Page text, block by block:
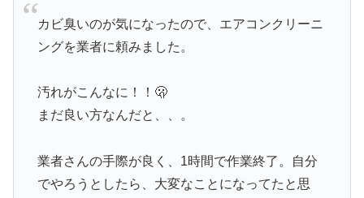
カビ臭いのが気になったので、エアコンクリーニ
ングを業者に頼みました。
汚れがこんなに！！🫢
まだ良い方なんだと、、。
業者さんの手際が良く、1時間で作業終了。自分
でやろうとしたら、大変なことになってたと思